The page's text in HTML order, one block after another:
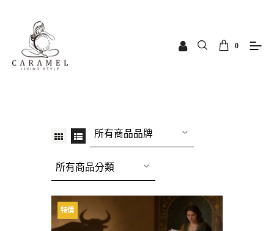
0
所有商品品牌
所有商品分類
特價